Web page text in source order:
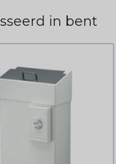
in bent